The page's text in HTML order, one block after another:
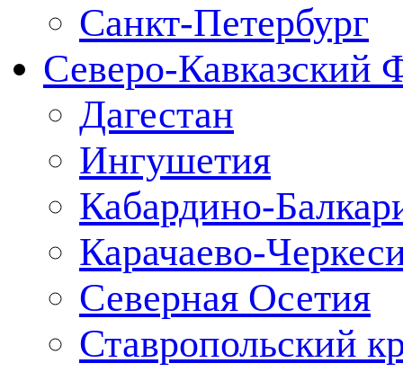
Санкт-Петербург
Северо-Кавказский
Дагестан
Ингушетия
Кабардино-
Карачаево-
Северная Осетия
Ставропольский